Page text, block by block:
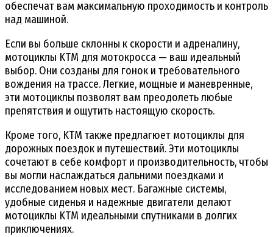
обеспечат вам максимальную проходимость и контроль
над машиной.
Если вы больше склонны к скорости и адреналину,
мотоциклы KTM для мотокросса — ваш идеальный
выбор. Они созданы для гонок и требовательного
вождения на трассе. Легкие, мощные и маневренные,
эти мотоциклы позволят вам преодолеть любые
препятствия и ощутить настоящую скорость.
Кроме того, KTM также предлагюет мотоциклы для
дорожных поездок и путешествий. Эти мотоциклы
сочетают в себе комфорт и производительность, чтобы
вы могли наслаждаться дальними поездками и
исследованием новых мест. Багажные системы,
удобные сиденья и надежные двигатели делают
мотоциклы KTM идеальными спутниками в долгих
приключениях.